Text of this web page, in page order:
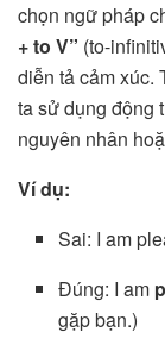
chọn ngữ pháp
+ to V” (to-
diễn tả cảm xúc.
ta sử dụng động
nguyên nhân
Ví dụ:
Sai: I am
Đúng: I am
gặp bạn.)